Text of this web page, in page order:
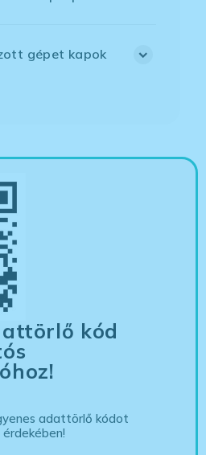
gépet kapok
kód
adattörlő kódot